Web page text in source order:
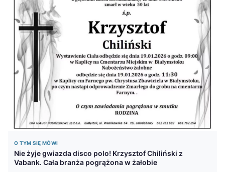
O TYM SIĘ MÓWI
Nie żyje gwiazda disco polo! Krzysztof Chiliński z
Vabank. Cała branża pogrążona w żałobie